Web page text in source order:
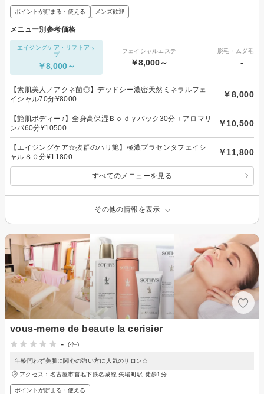
ポイントが貯まる・使える メンズ歓迎
メニュー別参考価格
エイジングケア・リフトアッ
プ
￥8,000～
フェイシャルエステ
￥8,000～
脱毛・ムダ毛処
-
【素肌美人／アクネ菌◎】デッドシー濃密天然ミネラルフェ
イシャル70分¥8000
￥8,000
【艶肌ボディー♪】全身高保湿Ｂｏｄｙパック30分＋アロマリ
ンパ60分¥10500
￥10,500
【エイジングケア☆抜群のハリ艶】極濃プラセンタフェイシ
ャル８０分¥11800
￥11,800
すべてのメニューを見る
その他の情報を表示
vous-meme de beaute la cerisier
-
(-件)
年齢問わず美肌に関心の強い方に人気のサロン☆
アクセス：名古屋市営地下鉄名城線 矢場町駅 徒歩1分
ポイントが貯まる・使える